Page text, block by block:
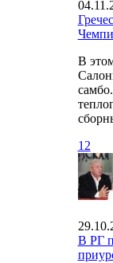
В
12
В РГ